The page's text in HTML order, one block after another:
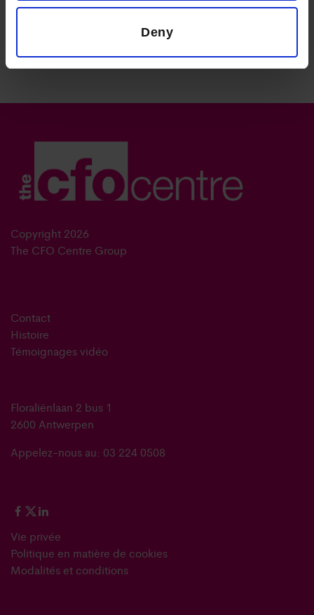
Deny
acquisition
Copyright 2026
The CFO Centre Group
Contact
Histoire
Témoignages vidéo
Floraliënlaan 2 bus 1
2600 Antwerpen
Appelez-nous au: 03 224 0508
Vie privée
Politique en matière de cookies
Modalités et conditions